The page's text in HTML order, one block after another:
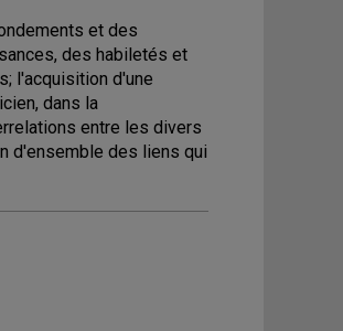
et des
des habiletés et
l'acquisition d'une
dans la
entre les divers
d'ensemble des liens qui